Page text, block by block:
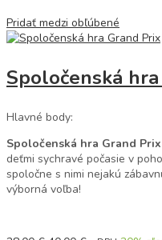
Pridať medzi obľúbené
Spoločenská
Hlavné body:
Spoločenská hra Grand Prix
deťmi sychravé počasie v
spoločne s nimi nejakú
výborná voľba!